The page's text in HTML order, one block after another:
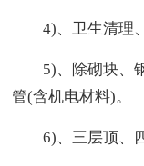
4)、卫生清理
5)、除砌块、
管(含机电材料)。
6)、三层顶、